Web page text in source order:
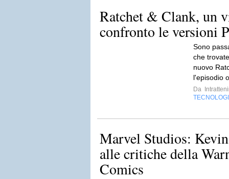
Ratchet & Clank, un
confronto le versioni
Sono
che
nuovo
l'episodio
Da
Marvel Studios:
alle critiche della
Comics